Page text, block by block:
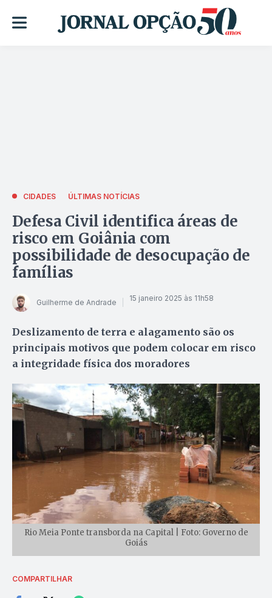
CIDADES ÚLTIMAS NOTÍCIAS
Defesa Civil identifica áreas de
risco em Goiânia com
possibilidade de desocupação de
famílias
Guilherme de Andrade 15 janeiro 2025 às 11h58
Deslizamento de terra e alagamento são os
principais motivos que podem colocar em risco
a integridade física dos moradores
Rio Meia Ponte transborda na Capital | Foto: Governo de
Goiás
COMPARTILHAR